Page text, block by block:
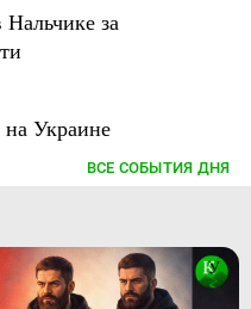
за
Украине
ВСЕ СОБЫТИЯ ДНЯ